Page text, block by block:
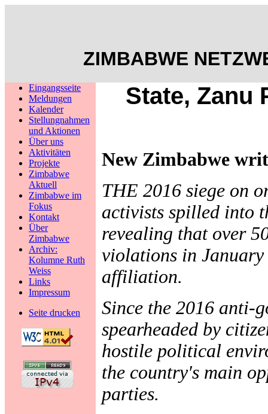
ZIMBABWE
Eingangsseite
Meldungen
Kalender
Stellungnahmen
und Aktionen
Über uns
Aktivitäten
Projekte
Zimbabwe
Aktuell
Zimbabwe im
Fokus
Kontakt
Über
Zimbabwe
Archiv:
Kolumne Ruth
Weiss
Links
Impressum
Seite drucken
State, Zanu
New Zimbabwe
THE 2016 siege on
activists spilled into
revealing that over
violations in
affiliation.
Since the 2016 anti-
spearheaded by
hostile political
the country′s main
parties.